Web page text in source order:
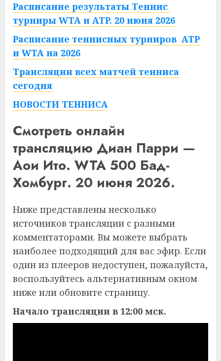
Расписание результаты Теннис
турниры WTA и ATP. 20 июня 2026
Расписание теннисных турниров ATP
и WTA на 2026
Трансляции всех матчей тенниса
сегодня
НОВОСТИ ТЕННИСА
Смотреть онлайн
трансляцию Диан Парри —
Аои Ито. WTA 500 Бад-
Хомбург. 20 июня 2026.
Ниже представлены несколько
источников трансляции с разными
комментаторами. Вы можете выбрать
наиболее подходящий для вас эфир. Если
один из плееров недоступен, пожалуйста,
воспользуйтесь альтернативным окном
ниже или обновите страницу.
Начало трансляции в 12:00 мск.